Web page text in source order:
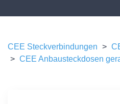
CEE Steckverbindungen >
> CEE Anbausteckdosen